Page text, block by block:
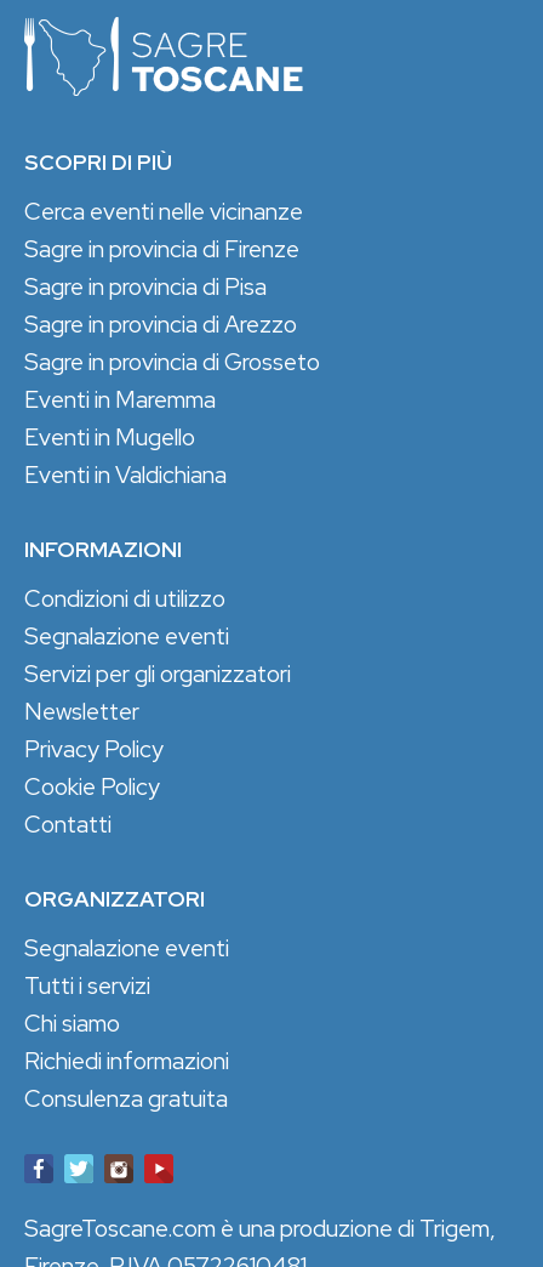
SCOPRI DI PIÙ
Cerca eventi nelle vicinanze
Sagre in provincia di Firenze
Sagre in provincia di Pisa
Sagre in provincia di Arezzo
Sagre in provincia di Grosseto
Eventi in Maremma
Eventi in Mugello
Eventi in Valdichiana
INFORMAZIONI
Condizioni di utilizzo
Segnalazione eventi
Servizi per gli organizzatori
Newsletter
Privacy Policy
Cookie Policy
Contatti
ORGANIZZATORI
Segnalazione eventi
Tutti i servizi
Chi siamo
Richiedi informazioni
Consulenza gratuita
SagreToscane.com è una produzione di Trigem,